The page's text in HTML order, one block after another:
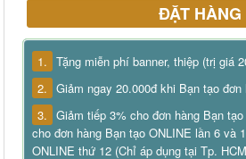
ĐẶT HÀNG
1. Tặng miễn phí banner, thiệp (trị giá
2. Giảm ngay 20.000đ khi Bạn tạo đơn
3. Giảm tiếp 3% cho đơn hàng Bạn
cho đơn hàng Bạn tạo ONLINE lần 6 và
ONLINE thứ 12 (Chỉ áp dụng tại Tp.